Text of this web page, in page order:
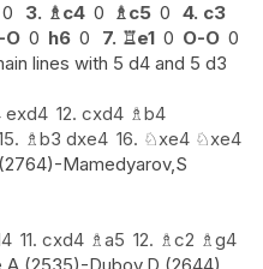
0 3. ♗c4 0 ♗c5 0 4. c3
O 0 h6 0 7. ♖e1 0 O-O 0
lines with 5 d4 and 5 d3
exd4 12. cxd4 ♗b4
♗b3 dxe4 16. ♘xe4 ♘xe4
Mamedyarov,S
11. cxd4 ♗a5 12. ♗c2 ♗g4